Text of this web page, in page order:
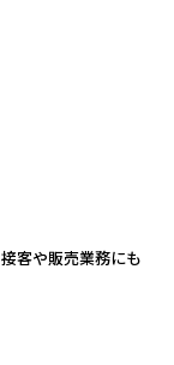
接客や販売業務にも